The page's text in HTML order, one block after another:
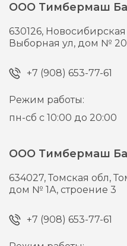
ООО Тимбермаш
630126,
Выборная ул, дом №
+7 (908) 653-77-61
Режим работы:
пн-сб с 10:00 до 20:00
ООО Тимбермаш
634027,Томская обл,
дом № 1А, строение 3
+7 (908) 653-77-61